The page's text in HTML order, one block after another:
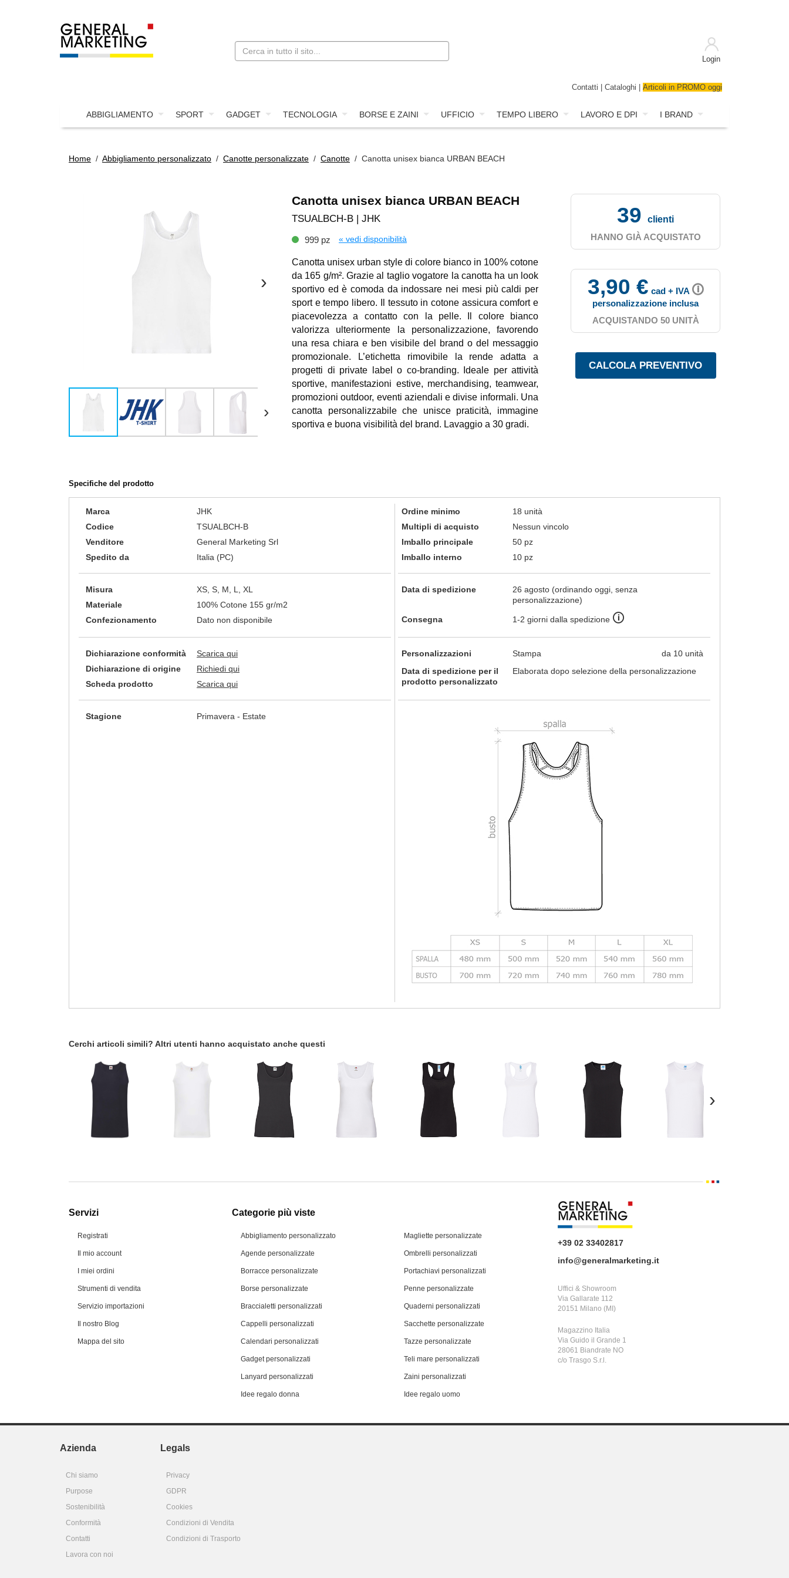
Login
Contatti Cataloghi Articoli in PROMO oggi
ABBIGLIAMENTO SPORT GADGET TECNOLOGIA BORSE E ZAINI UFFICIO TEMPO LIBERO LAVORO E DPI I BRAND
Home / Abbigliamento personalizzato / Canotte personalizzate / Canotte / Canotta unisex bianca URBAN BEACH
›
›
Canotta unisex bianca URBAN BEACH
TSUALBCH-B | JHK
999 pz « vedi disponibilità
Canotta unisex urban style di colore bianco in 100% cotone
da 165 g/m². Grazie al taglio vogatore la canotta ha un look
sportivo ed è comoda da indossare nei mesi più caldi per
sport e tempo libero. Il tessuto in cotone assicura comfort e
piacevolezza a contatto con la pelle. Il colore bianco
valorizza ulteriormente la personalizzazione, favorendo
una resa chiara e ben visibile del brand o del messaggio
promozionale. L’etichetta rimovibile la rende adatta a
progetti di private label o co-branding. Ideale per attività
sportive, manifestazioni estive, merchandising, teamwear,
promozioni outdoor, eventi aziendali e divise informali. Una
canotta personalizzabile che unisce praticità, immagine
sportiva e buona visibilità del brand. Lavaggio a 30 gradi.
39
clienti
HANNO GIÀ ACQUISTATO
3,90 € cad + IVA 🛈
personalizzazione inclusa
ACQUISTANDO 50 UNITÀ
Specifiche del prodotto
Marca
JHK
Codice
TSUALBCH-B
Venditore
General Marketing Srl
Spedito da
Italia (PC)
Ordine minimo
18 unità
Multipli di acquisto
Nessun vincolo
Imballo principale
50 pz
Imballo interno
10 pz
Misura
XS, S, M, L, XL
Materiale
100% Cotone 155 gr/m2
Confezionamento
Dato non disponibile
Data di spedizione
26 agosto (ordinando oggi, senza
personalizzazione)
Consegna 1-2 giorni dalla spedizione 🛈
Dichiarazione conformità
Scarica qui
Dichiarazione di origine
Richiedi qui
Scheda prodotto
Scarica qui
Personalizzazioni Stampa
da 10 unità
Data di spedizione per il
prodotto personalizzato
Elaborata dopo selezione della personalizzazione
Stagione Primavera - Estate
Cerchi articoli simili? Altri utenti hanno acquistato anche questi
›
Servizi
Registrati
Il mio account
I miei ordini
Strumenti di vendita
Servizio importazioni
Il nostro Blog
Mappa del sito
Categorie più viste
Abbigliamento personalizzato
Agende personalizzate
Borracce personalizzate
Borse personalizzate
Braccialetti personalizzati
Cappelli personalizzati
Calendari personalizzati
Gadget personalizzati
Lanyard personalizzati
Idee regalo donna
Magliette personalizzate
Ombrelli personalizzati
Portachiavi personalizzati
Penne personalizzate
Quaderni personalizzati
Sacchette personalizzate
Tazze personalizzate
Teli mare personalizzati
Zaini personalizzati
Idee regalo uomo
+39 02 33402817
info@generalmarketing.it
Uffici & Showroom
Via Gallarate 112
20151 Milano (MI)
Magazzino Italia
Via Guido il Grande 1
28061 Biandrate NO
c/o Trasgo S.r.l.
Azienda Legals
Chi siamo
Privacy
Purpose
GDPR
Sostenibilità
Cookies
Conformità
Condizioni di Vendita
Contatti
Condizioni di Trasporto
Lavora con noi